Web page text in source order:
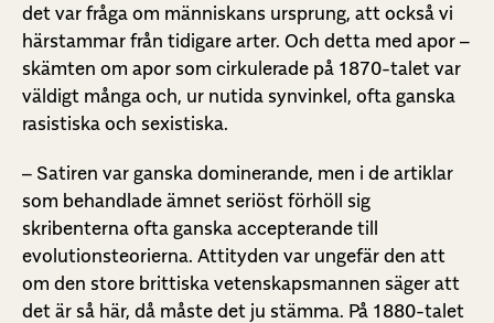
det var fråga om människans ursprung, att också vi
härstammar från tidigare arter. Och detta med apor –
skämten om apor som cirkulerade på 1870-talet var
väldigt många och, ur nutida synvinkel, ofta ganska
rasistiska och sexistiska.
– Satiren var ganska dominerande, men i de artiklar
som behandlade ämnet seriöst förhöll sig
skribenterna ofta ganska accepterande till
evolutionsteorierna. Attityden var ungefär den att
om den store brittiska vetenskapsmannen säger att
det är så här, då måste det ju stämma. På 1880-talet